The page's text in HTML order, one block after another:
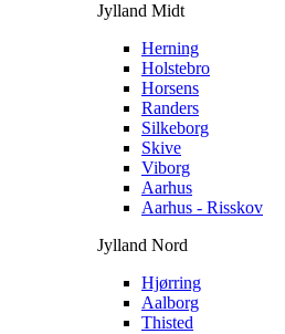
Jylland Midt
Herning
Holstebro
Horsens
Randers
Silkeborg
Skive
Viborg
Aarhus
Aarhus - Risskov
Jylland Nord
Hjørring
Aalborg
Thisted